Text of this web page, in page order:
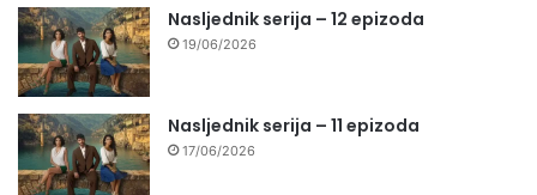
Nasljednik serija – 12 epizoda
19/06/2026
Nasljednik serija – 11 epizoda
17/06/2026